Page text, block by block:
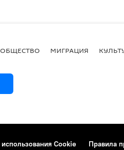
ОБЩЕСТВО МИГРАЦИЯ
Cookie Правила